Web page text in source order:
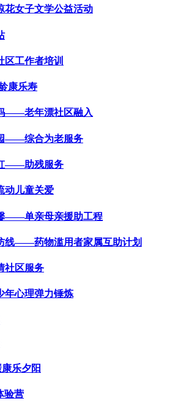
女子文学公益活动
工作者培训
康乐寿
——老年漂社区融入
——综合为老服务
——助残服务
儿童关爱
——单亲母亲援助工程
线——药物滥用者家属互助计划
社区服务
心理弹力锤炼
乐夕阳
验营